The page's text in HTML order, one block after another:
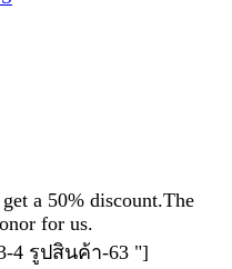
a 50% discount.The
for us.
4 รูปสินค้า-63 "]